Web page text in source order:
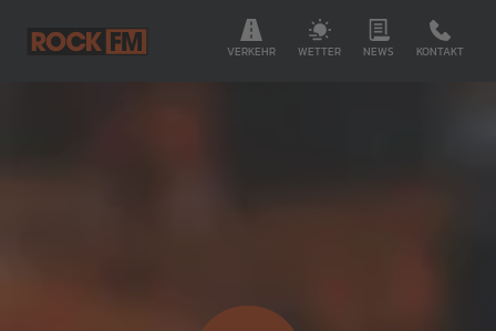
VERKEHR WETTER NEWS KONTAKT